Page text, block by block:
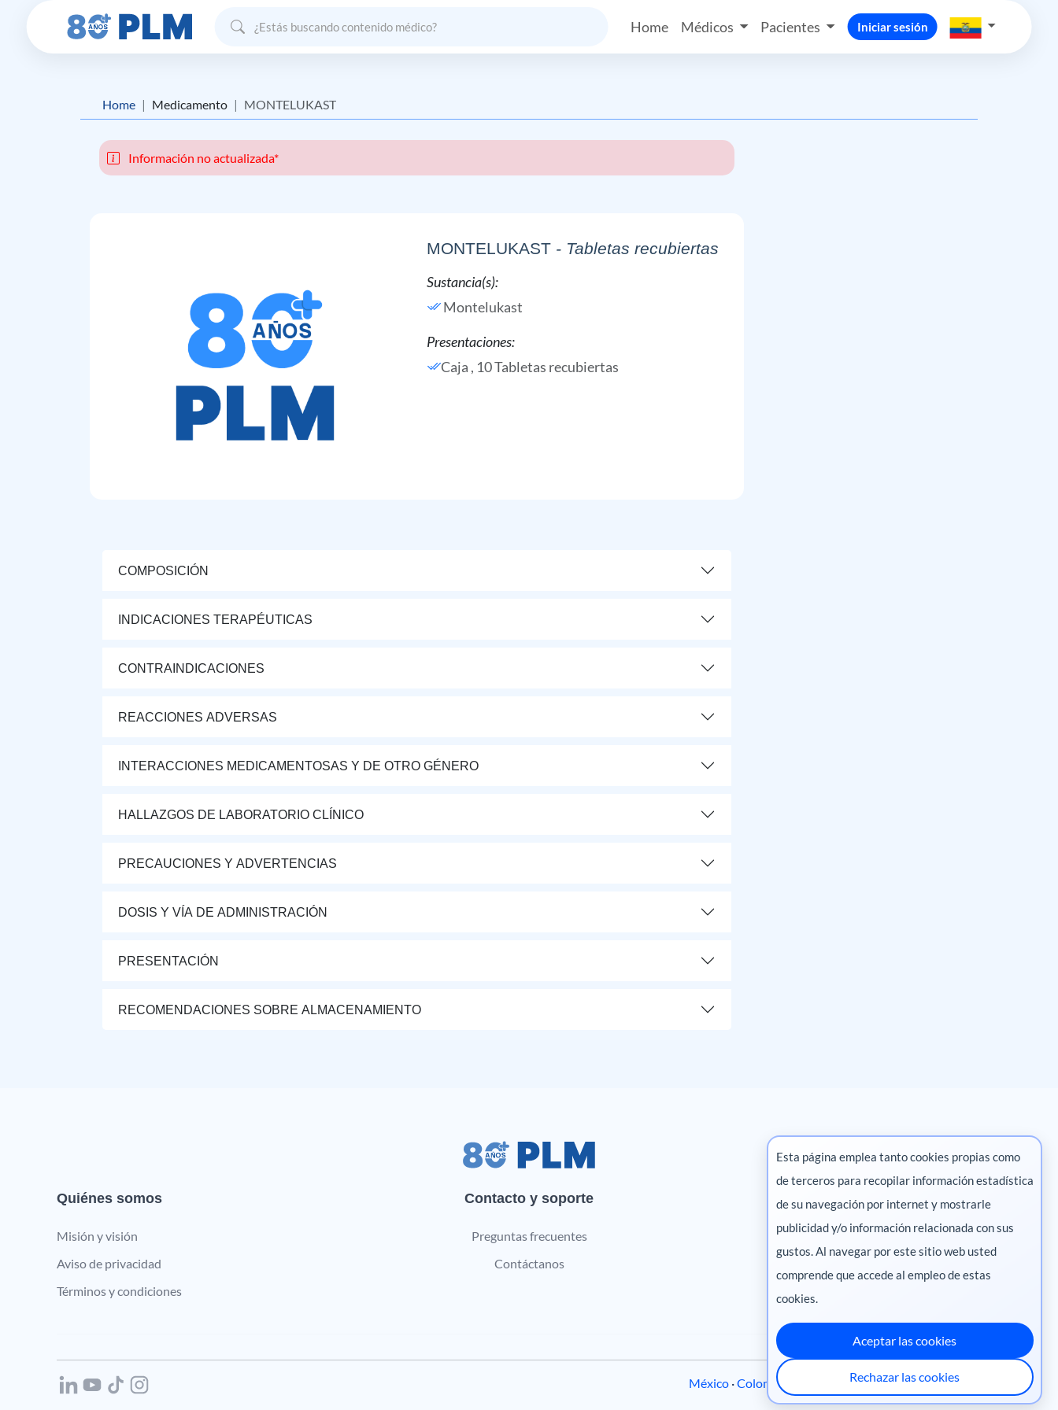
Home Médicos Pacientes Iniciar sesión
Home Medicamento MONTELUKAST
Información no actualizada*
MONTELUKAST - Tabletas recubiertas
Sustancia(s):
Montelukast
Presentaciones:
Caja , 10 Tabletas recubiertas
COMPOSICIÓN
INDICACIONES TERAPÉUTICAS
CONTRAINDICACIONES
REACCIONES ADVERSAS
INTERACCIONES MEDICAMENTOSAS Y DE OTRO GÉNERO
HALLAZGOS DE LABORATORIO CLÍNICO
PRECAUCIONES Y ADVERTENCIAS
DOSIS Y VÍA DE ADMINISTRACIÓN
PRESENTACIÓN
RECOMENDACIONES SOBRE ALMACENAMIENTO
Quiénes somos
Misión y visión
Aviso de privacidad
Términos y condiciones
Contacto y soporte
Preguntas frecuentes
Contáctanos
Marketing digital
Pharma
México ·Colombia Perú·Centroamérica
Esta página emplea tanto cookies propias como
de terceros para recopilar información estadística
de su navegación por internet y mostrarle
publicidad y/o información relacionada con sus
gustos. Al navegar por este sitio web usted
comprende que accede al empleo de estas
cookies.
Aceptar las cookies
Rechazar las cookies